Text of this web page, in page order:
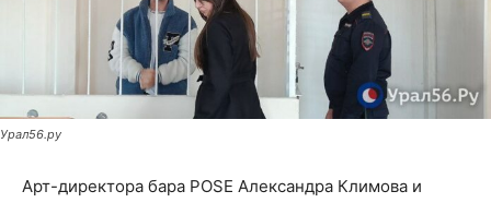
Урал56.ру
Арт-директора бара POSE Александра Климова и